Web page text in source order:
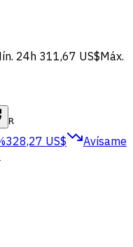
24h 311,67 US$Máx.
R
328,27 US$
Avísame